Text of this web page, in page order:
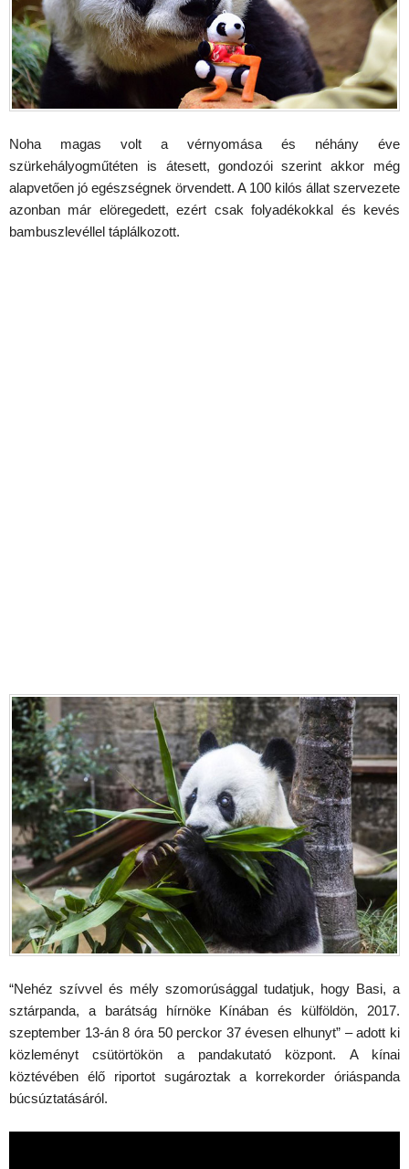
Noha magas volt a vérnyomása és néhány éve
szürkehályogműtéten is átesett, gondozói szerint akkor még
alapvetően jó egészségnek örvendett. A 100 kilós állat szervezete
azonban már elöregedett, ezért csak folyadékokkal és kevés
bambuszlevéllel táplálkozott.
“Nehéz szívvel és mély szomorúsággal tudatjuk, hogy Basi, a
sztárpanda, a barátság hírnöke Kínában és külföldön, 2017.
szeptember 13-án 8 óra 50 perckor 37 évesen elhunyt” – adott ki
közleményt csütörtökön a pandakutató központ. A kínai
köztévében élő riportot sugároztak a korrekorder óriáspanda
búcsúztatásáról.